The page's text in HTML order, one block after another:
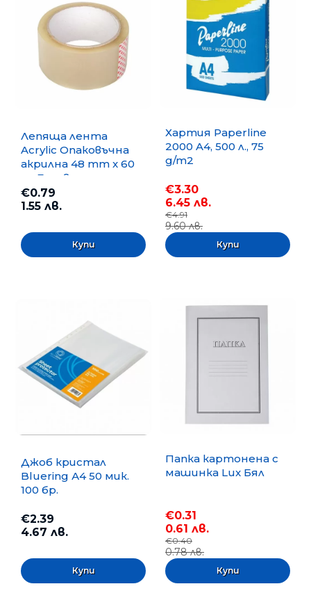
Лепяща лента
Acrylic Опаковъчна
акрилна 48 mm x 60
m, Безцветна
€0.79
1.55 лв.
Хартия Paperline
2000 A4, 500 л., 75
g/m2
€3.30
6.45 лв.
€4.91
9.60 лв.
Джоб кристал
Bluering А4 50 мик.
100 бр.
€2.39
4.67 лв.
Папка картонена с
машинка Lux Бял
€0.31
0.61 лв.
€0.40
0.78 лв.